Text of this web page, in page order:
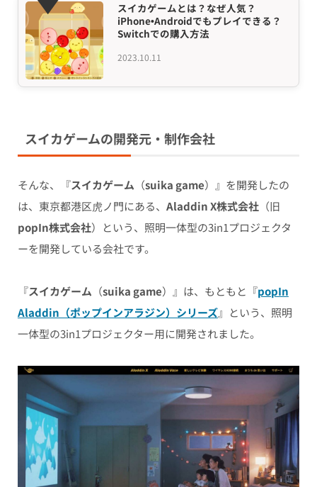
2023.10.11
スイカゲームとは？なぜ人気？
iPhone•Androidでもプレイできる？
Switchでの購入方法
スイカゲームの開発元・制作会社
そんな、『スイカゲーム （suika game）』を開発したの
は、東京都港区虎ノ門にある、 Aladdin X株式会社（旧
popIn株式会社）という、照明一体型の3in1プロジェクタ
ーを開発している会社です。
『スイカゲーム （suika game）』は、もともと『popIn
Aladdin（ポップインアラジン）シリーズ』という、照明
一体型の3in1プロジェクター用に開発されました。